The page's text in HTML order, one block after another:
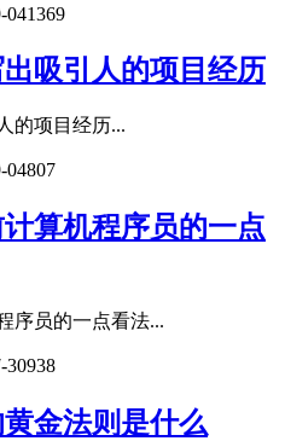
041369
吸引人的项目经历
的项目经历...
04807
算机程序员的一点
序员的一点看法...
30938
金法则是什么